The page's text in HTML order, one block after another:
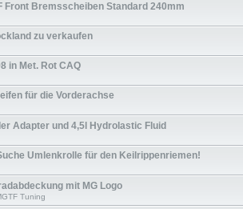
Front Bremsscheiben Standard 240mm
zu verkaufen
in Met. Rot CAQ
für die Vorderachse
Adapter und 4,5l Hydrolastic Fluid
Umlenkrolle für den Keilrippenriemen!
mit MG Logo
Tuning